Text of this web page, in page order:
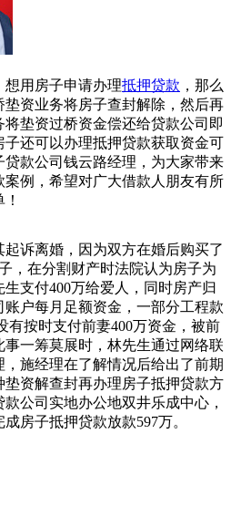
用房子申请办理抵押贷款 ，那么
资业务将房子查封解除，然后再
垫资过桥资金偿还给贷款公司即
还可以办理抵押贷款获取资金可
款公司钱云路经理，为大家带来
例，希望对广大借款人朋友有所
诉离婚，因为双方在婚后购买了
，在分割财产时法院认为房子为
支付400万给爱人，同时房产归
户每月足额资金，一部分工程款
有按时支付前妻400万资金，被前
一筹莫展时，林先生通过网络联
施经理在了解情况后给出了前期
资解查封再办理房子抵押贷款方
公司实地办公地双井乐成中心，
房子抵押贷款放款597万。